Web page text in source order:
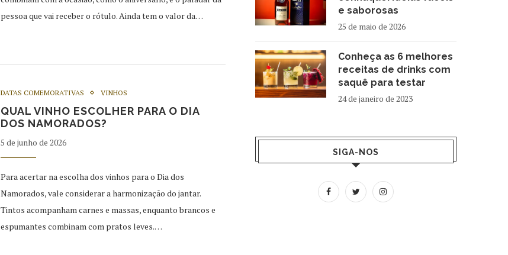
pessoa que vai receber o rótulo. Ainda tem o valor da…
DATAS COMEMORATIVAS VINHOS
QUAL VINHO ESCOLHER PARA O DIA
DOS NAMORADOS?
5 de junho de 2026
Para acertar na escolha dos vinhos para o Dia dos
Namorados, vale considerar a harmonização do jantar.
Tintos acompanham carnes e massas, enquanto brancos e
espumantes combinam com pratos leves.…
e saborosas
25 de maio de 2026
Conheça as 6 melhores
receitas de drinks com
saquê para testar
24 de janeiro de 2023
SIGA-NOS